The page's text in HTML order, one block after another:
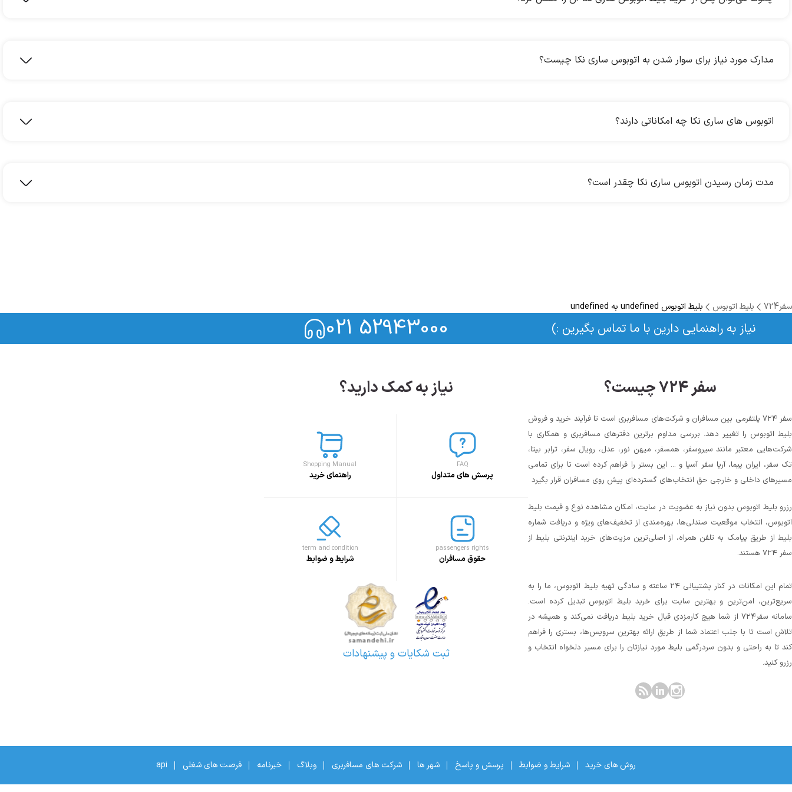
مدارک مورد نیاز برای سوار شدن به اتوبوس ساری نکا چیست؟
اتوبوس های ساری نکا چه امکاناتی دارند؟
مدت زمان رسیدن اتوبوس ساری نکا چقدر است؟
سفر724 بلیط اتوبوس بلیط اتوبوس undefined به undefined
نیاز به راهنمایی دارین با ما تماس بگیرین :) 021 52943000
سفر ۷۲۴ چیست؟
سفر ۷۲۴ پلتفرمی بین مسافران و شرکت‌های مسافربری است تا فرآیند خرید و فروش
بلیط اتوبوس را تغییر دهد. بررسی مداوم برترین دفترهای مسافربری و همکاری با
شرکت‌هایی معتبر مانند سیروسفر، همسفر، میهن‌ نور، عدل، رویال سفر، ترابر بیتا،
تک سفر، ایران پیما، آریا سفر آسیا و ... این بستر را فراهم کرده است تا برای تمامی
مسیرهای داخلی و خارجی حق انتخاب‌های گسترده‌ای پیش روی مسافران قرار بگیرد
رزرو بلیط اتوبوس بدون نیاز به عضویت در سایت، امکان مشاهده نوع و قیمت بلیط
اتوبوس، انتخاب موقعیت صندلی‌ها، بهره‌مندی از تخفیف‌های ویژه و دریافت شماره‌
بلیط از طریق پیامک به تلفن همراه، از اصلی‌ترین مزیت‌های خرید اینترنتی بلیط از
سفر ۷۲۴ هستند.
تمام این امکانات در کنار پشتیبانی‌ ۲۴ ساعته و سادگی تهیه بلیط اتوبوس، ما را به
سریع‌ترین، امن‌ترین و بهترین سایت برای خرید بلیط اتوبوس تبدیل کرده است.
سامانه سفر۷۲۴ از شما هیچ کارمزدی قبال خرید بلیط دریافت نمی‌کند و همیشه در
تلاش است تا با جلب اعتماد شما از طریق ارائه بهترین سرویس‌ها، بستری را فراهم
کند تا به راحتی و بدون سردرگمی بلیط مورد نیازتان را برای مسیر دلخواه انتخاب و
رزرو کنید.
نیاز به کمک دارید؟
FAQ
پرسش های متداول
Shopping Manual
راهنمای خرید
passengers rights
حقوق مسافران
term and condition
شرایط و ضوابط
ثبت شکایات و پیشنهادات
روش های خرید شرایط و ضوابط پرسش و پاسخ شهر ها شرکت های مسافربری وبلاگ خبرنامه فرصت های شغلی api